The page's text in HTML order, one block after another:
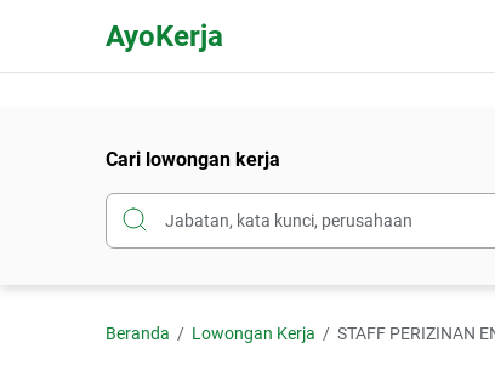
AyoKerja
Cari lowongan kerja
Beranda Lowongan Kerja STAFF PERIZINAN